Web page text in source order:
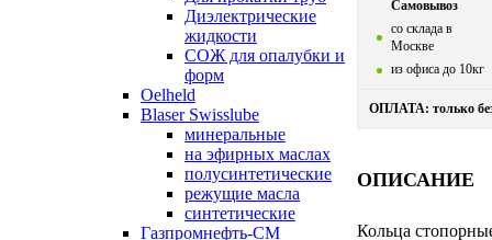
Диэлектрические
жидкости
СОЖ для опалубки и
форм
Oelheld
Blaser Swisslube
минеральные
на эфирных маслах
полусинтетические
режущие масла
синтетические
Газпромнефть-СМ
Самовывоз
со склада в
Москве
из офиса до 10кг
ОПЛАТА: только
ОПИСАНИЕ
Кольца